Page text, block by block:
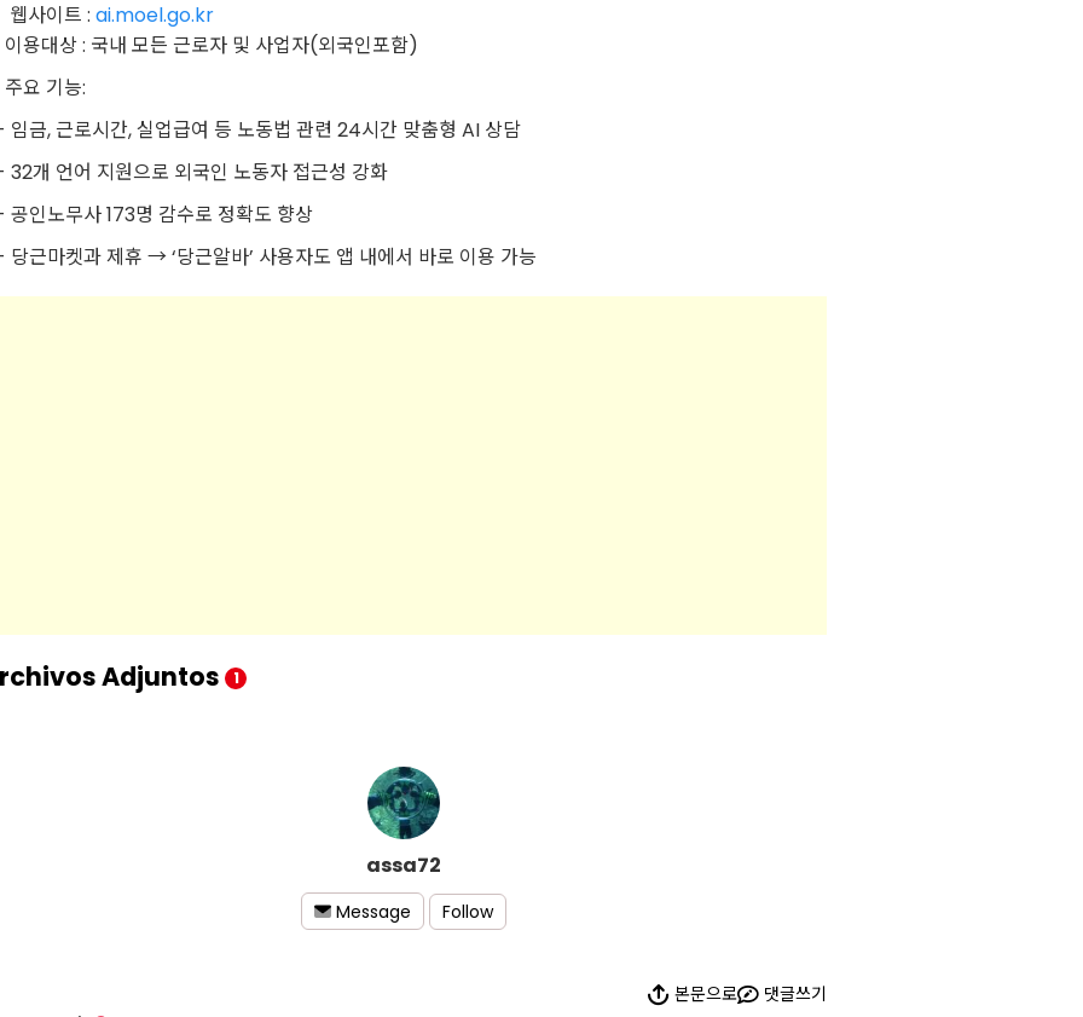
사이트 : ai.moel.go.kr
용대상 : 국내 모든 근로자 및 사업자(외국인포함)
요 기능:
금, 근로시간, 실업급여 등 노동법 관련 24시간 맞춤형 AI 상담
개 언어 지원으로 외국인 노동자 접근성 강화
인노무사 173명 감수로 정확도 향상
근마켓과 제휴 → ‘당근알바’ 사용자도 앱 내에서 바로 이용 가능
Adjuntos 1
assa72
Message Follow
본문으로 댓글쓰기